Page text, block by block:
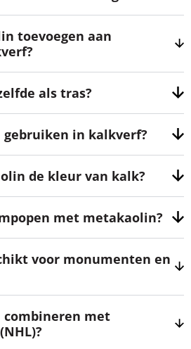
toevoegen aan
als tras?
in kalkverf?
de kleur van kalk?
met metakaolin?
voor monumenten en
met